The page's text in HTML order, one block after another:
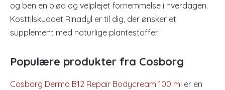
og ben en blød og velplejet fornemmelse i hverdagen.
Kosttilskuddet Rinadyl er til dig, der ønsker et
supplement med naturlige plantestoffer.
Populære produkter fra Cosborg
Cosborg Derma B12 Repair Bodycream 100 ml er en